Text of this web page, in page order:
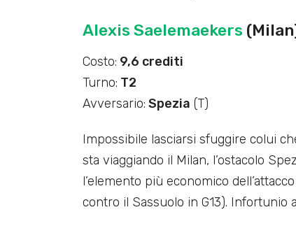
Alexis Saelemaekers
Costo: 9,6 crediti
Turno: T2
Avversario: Spezia (T)
Impossibile lasciarsi sfuggire colui
sta viaggiando il Milan, l’ostacolo
l’elemento più economico
contro il Sassuolo in G13). Infortunio